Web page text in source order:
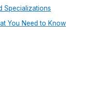
Specializations
You Need to Know